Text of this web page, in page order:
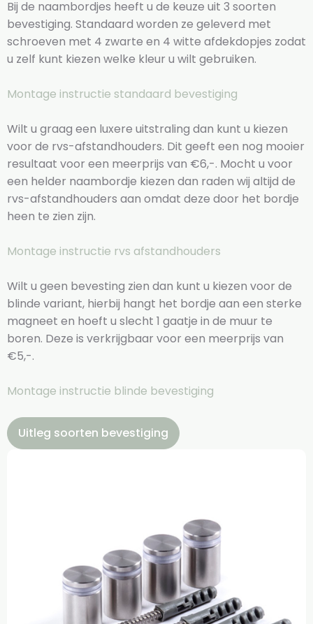
Bij de naambordjes heeft u de keuze uit 3 soorten
bevestiging. Standaard worden ze geleverd met
schroeven met 4 zwarte en 4 witte afdekdopjes zodat
u zelf kunt kiezen welke kleur u wilt gebruiken.
Montage instructie standaard bevestiging
Wilt u graag een luxere uitstraling dan kunt u kiezen
voor de rvs-afstandhouders. Dit geeft een nog mooier
resultaat voor een meerprijs van €6,-. Mocht u voor
een helder naambordje kiezen dan raden wij altijd de
rvs-afstandhouders aan omdat deze door het bordje
heen te zien zijn.
Montage instructie rvs afstandhouders
Wilt u geen bevesting zien dan kunt u kiezen voor de
blinde variant, hierbij hangt het bordje aan een sterke
magneet en hoeft u slecht 1 gaatje in de muur te
boren. Deze is verkrijgbaar voor een meerprijs van
€5,-.
Montage instructie blinde bevestiging
Uitleg soorten bevestiging